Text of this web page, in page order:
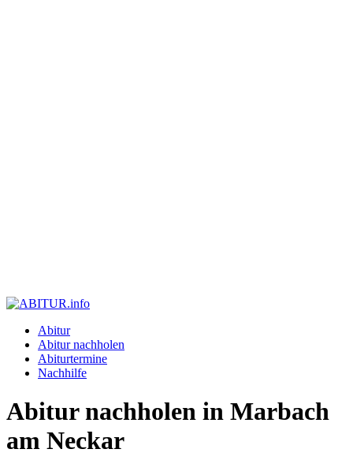
Abitur
Abitur nachholen
Abiturtermine
Nachhilfe
Abitur nachholen in Marbach
am Neckar